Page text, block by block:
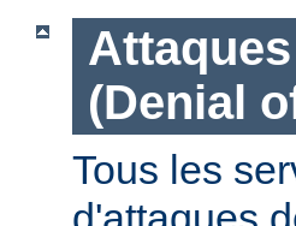
(Denial
Tous les